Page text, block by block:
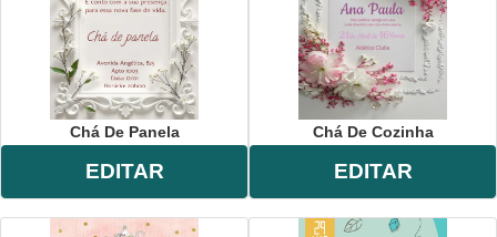
Chá De Panela
EDITAR
Chá De Cozinha
EDITAR